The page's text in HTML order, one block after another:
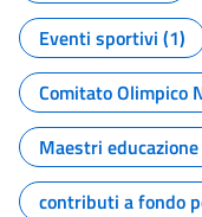
Eventi sportivi (1)
Comitato Olimpico
Maestri
contributi a fondo